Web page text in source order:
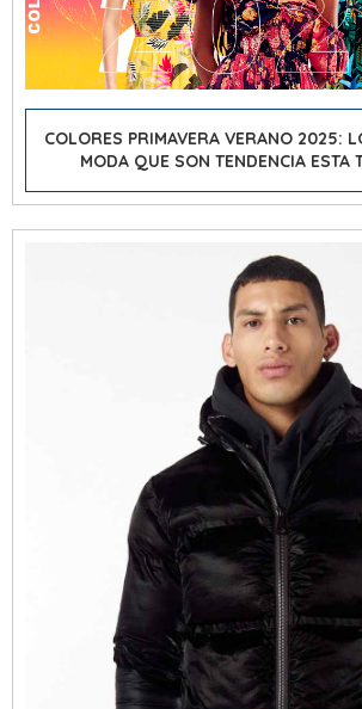
COLORES PRIMAVERA VERANO 2025:
MODA QUE SON TENDENCIA ESTA